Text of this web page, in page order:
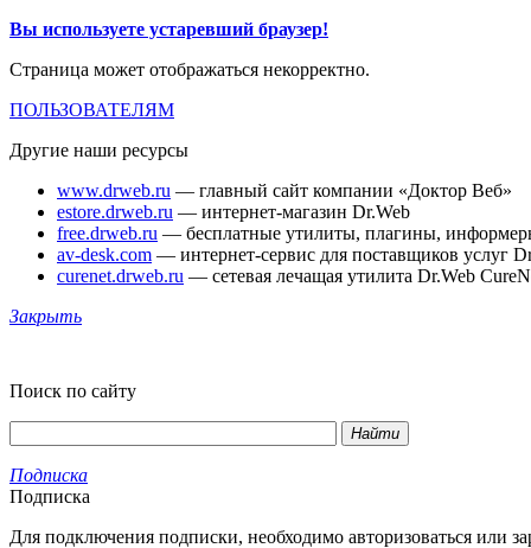
Вы используете устаревший браузер!
Страница может отображаться некорректно.
ПОЛЬЗОВАТЕЛЯМ
Другие наши ресурсы
www.drweb.ru — главный сайт компании «Доктор Веб»
estore.drweb.ru — интернет-магазин Dr.Web
free.drweb.ru — бесплатные утилиты, плагины,
av-desk.com — интернет-сервис для поставщиков услуг
curenet.drweb.ru — сетевая лечащая утилита Dr.Web
Закрыть
Поиск по сайту
Найти
Подписка
Подписка
Для подключения подписки, необходимо авторизоваться или